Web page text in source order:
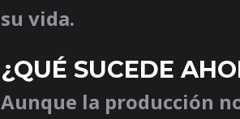
su vida.
¿QUÉ SUCEDE
Aunque la producción